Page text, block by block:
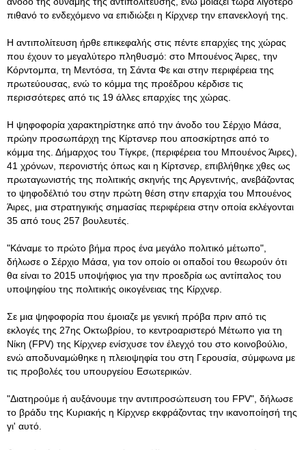
πιθανό το ενδεχόμενο να επιδιώξει η Κίρχνερ την επανεκλογή της.
Η αντιπολίτευση ήρθε επικεφαλής στις πέντε επαρχίες της χώρας
που έχουν το μεγαλύτερο πληθυσμό: στο Μπουένος Άιρες, την
Κόρντομπα, τη Μεντόσα, τη Σάντα Φε και στην περιφέρεια της
πρωτεύουσας, ενώ το κόμμα της προέδρου κέρδισε τις
περισσότερες από τις 19 άλλες επαρχίες της χώρας.
Η ψηφοφορία χαρακτηρίστηκε από την άνοδο του Σέρχιο Μάσα,
πρώην προσωπάρχη της Κίρτσνερ που αποσκίρτησε από το
κόμμα της. Δήμαρχος του Τίγκρε, (περιφέρεια του Μπουένος Άιρες),
41 χρόνων, περονιστής όπως και η Κίρτσνερ, επιβλήθηκε χθες ως
πρωταγωνιστής της πολιτικής σκηνής της Αργεντινής, ανεβάζοντας
το ψηφοδέλτιό του στην πρώτη θέση στην επαρχία του Μπουένος
Άιρες, μια στρατηγικής σημασίας περιφέρεια στην οποία εκλέγονται
35 από τους 257 βουλευτές.
"Κάναμε το πρώτο βήμα προς ένα μεγάλο πολιτικό μέτωπο",
δήλωσε ο Σέρχιο Μάσα, για τον οποίο οι οπαδοί του θεωρούν ότι
θα είναι το 2015 υποψήφιος για την προεδρία ως αντίπαλος του
υποψηφίου της πολιτικής οικογένειας της Κίρχνερ.
Σε μια ψηφοφορία που έμοιαζε με γενική πρόβα πριν από τις
εκλογές της 27ης Οκτωβρίου, το κεντροαριστερό Μέτωπο για τη
Νίκη (FPV) της Κίρχνερ ενίσχυσε τον έλεγχό του στο κοινοβούλιο,
ενώ αποδυναμώθηκε η πλειοψηφία του στη Γερουσία, σύμφωνα με
τις προβολές του υπουργείου Εσωτερικών.
"Διατηρούμε ή αυξάνουμε την αντιπροσώπευση του FPV", δήλωσε
το βράδυ της Κυριακής η Κίρχνερ εκφράζοντας την ικανοποίησή της
γι' αυτό.